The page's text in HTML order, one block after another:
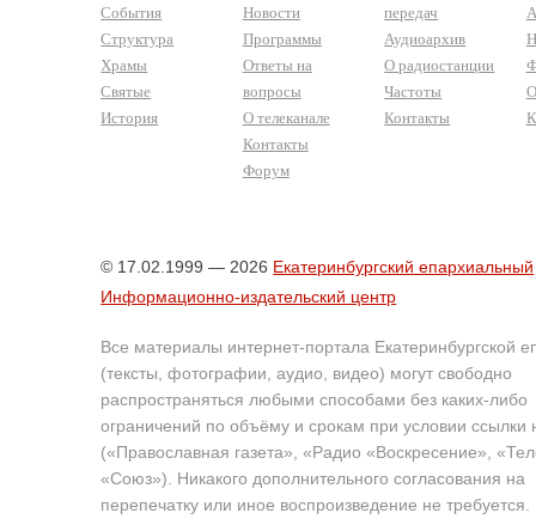
События
Структура
Храмы
Святые
История
Новости
Программы
Ответы на
вопросы
О телеканале
Контакты
Форум
передач
Аудиоархив
О радиостанции
Частоты
Контакты
© 17.02.1999 — 2026 Екатеринбургский епархиальный
Информационно-издательский центр
Все материалы интернет-портала Екатеринбургской
(тексты, фотографии, аудио, видео) могут свободно
распространяться любыми способами без каких-либо
ограничений по объёму и срокам при условии ссылки
(«Православная газета», «Радио «Воскресение»,
«Союз»). Никакого дополнительного согласования на
перепечатку или иное воспроизведение не требуется.